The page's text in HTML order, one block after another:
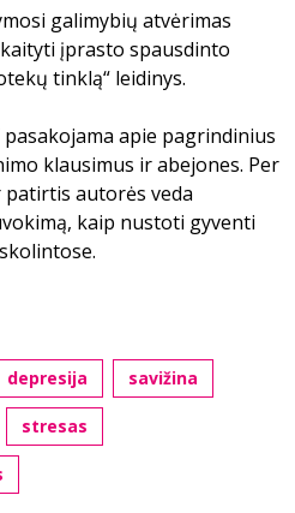
galimybių atvėrimas
įprasto spausdinto
tinklą“ leidinys.
pasakojama apie pagrindinius
klausimus ir abejones. Per
autorės veda
kaip nustoti gyventi
depresija savižina
stresas